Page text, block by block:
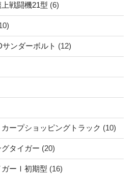
戦闘機21型 (6)
ンダーボルト (12)
ープショッピングトラック (10)
タイガー (20)
ーⅠ初期型 (16)